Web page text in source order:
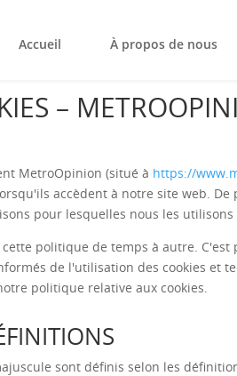
Accueil À propos de nous
–
MetroOpinion (situé à https://
accèdent à notre site web.
pour lesquelles nous les
politique de temps à autre.
de l'utilisation des cookies et
politique relative aux cookies.
sont définis selon les